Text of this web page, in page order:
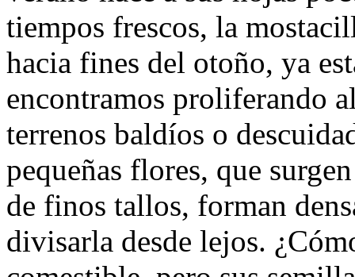
tiempos frescos, la
hacia fines del otoño, ya
encontramos proliferando
terrenos baldíos o
pequeñas flores, que
de finos tallos, forman
divisarla desde lejos.